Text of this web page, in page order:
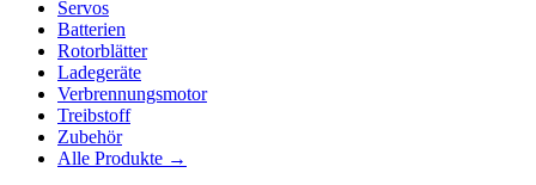
Servos
Batterien
Rotorblätter
Ladegeräte
Verbrennungsmotor
Treibstoff
Zubehör
Alle Produkte →